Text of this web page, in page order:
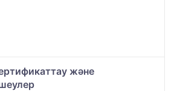
және